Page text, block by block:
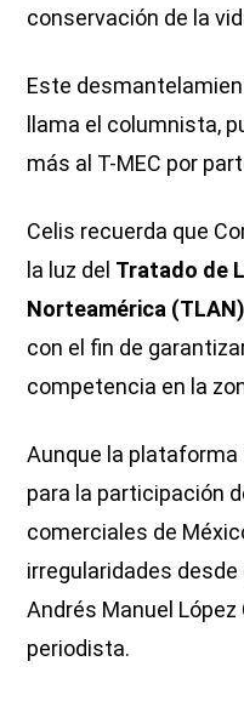
conservación de la
Este
llama el columnista,
más al T-MEC por
Celis recuerda que
la luz del Tratado de
Norteamérica (TLAN)
con el fin de
competencia en la
Aunque la
para la participación
comerciales de
irregularidades
Andrés Manuel López
periodista.